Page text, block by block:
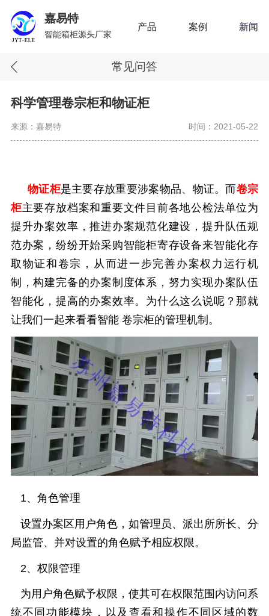
产品 案例 新闻
嘉易特
智能箱柜源头厂家
常见问答
科学管理卷宗柜和物证柜
来源：嘉易特 时间：2021-05-22
物证柜是主要存放重要涉案物品、物证。而卷宗
柜主要存放档案和重要文件目前各地公检法单位为
提升办案效率，推进办案规范化建设，提升队伍规
范办案，纷纷开始采购智能柜寄存设备来智能化存
取物证和卷宗，从而进一步完善办案权力运行机
制，构建完备的办案制度体系，努力实现办案队伍
智能化，提高的办案效率。为什么这么说呢？那就
让我们一起来看看智能 卷宗柜的管理机制。
1、角色管理
设置办案区用户角色，如管理员、派出所所长、分
局监管、并对设置的角色赋予相应权限。
2、权限管理
为用户角色赋予权限，使其可在权限范围内访问系
统不同功能模块，以及查看和操作不同区域的数